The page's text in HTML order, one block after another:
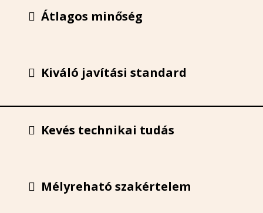
Átlagos minőség
Kiváló javítási standard
Kevés technikai tudás
Mélyreható szakértelem